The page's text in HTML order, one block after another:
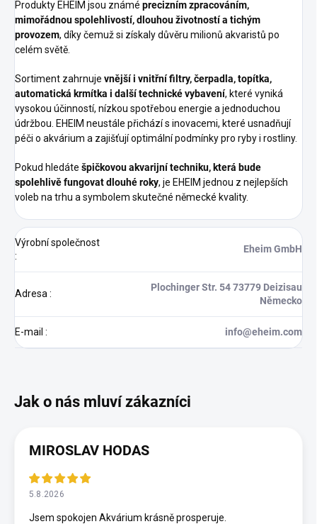
Produkty EHEIM jsou známé precizním zpracováním,
mimořádnou spolehlivostí, dlouhou životností a tichým
provozem, díky čemuž si získaly důvěru milionů akvaristů po
celém světě.
Sortiment zahrnuje vnější i vnitřní filtry, čerpadla, topítka,
automatická krmítka i další technické vybavení, které vyniká
vysokou účinností, nízkou spotřebou energie a jednoduchou
údržbou. EHEIM neustále přichází s inovacemi, které usnadňují
péči o akvárium a zajišťují optimální podmínky pro ryby i rostliny.
Pokud hledáte špičkovou akvarijní techniku, která bude
spolehlivě fungovat dlouhé roky, je EHEIM jednou z nejlepších
voleb na trhu a symbolem skutečné německé kvality.
Výrobní společnost
:
Eheim GmbH
Adresa :
Plochinger Str. 54 73779 Deizisau
Německo
E-mail : info@eheim.com
MIROSLAV HODAS
5.8.2026
Jsem spokojen Akvárium krásně prosperuje.